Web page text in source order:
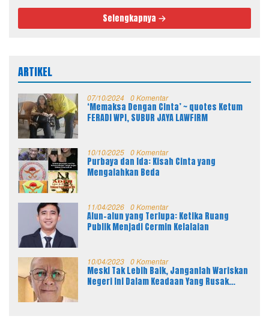
Selengkapnya
ARTIKEL
07/10/2024 0 Komentar
‘Memaksa Dengan Cinta’ ~ quotes Ketum
FERADI WPI, SUBUR JAYA LAWFIRM
10/10/2025 0 Komentar
Purbaya dan Ida: Kisah Cinta yang
Mengalahkan Beda
11/04/2026 0 Komentar
Alun-alun yang Terlupa: Ketika Ruang
Publik Menjadi Cermin Kelalaian
10/04/2023 0 Komentar
Meski Tak Lebih Baik, Janganlah Wariskan
Negeri Ini Dalam Keadaan Yang Rusak